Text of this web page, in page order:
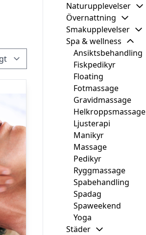
Naturupplevelser
Övernattning
Smakupplevelser
Spa & wellness
Ansiktsbehandling
Fiskpedikyr
Floating
Fotmassage
Gravidmassage
Helkroppsmassage
Ljusterapi
Manikyr
Massage
Pedikyr
Ryggmassage
Spabehandling
Spadag
Spaweekend
Yoga
Städer